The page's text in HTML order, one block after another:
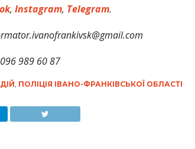
, Instagram, Telegram.
989 60 87
ПОЛІЦІЯ ІВАНО-ФРАНКІВСЬКОЇ ОБЛАСТІ